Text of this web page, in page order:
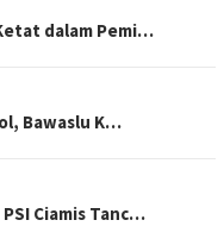
dalam Pemi…
Bawaslu K…
Ciamis Tanc…